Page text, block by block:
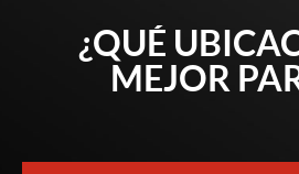
¿QUÉ
MEJOR